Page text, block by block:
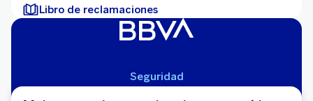
Libro de reclamaciones
Seguridad